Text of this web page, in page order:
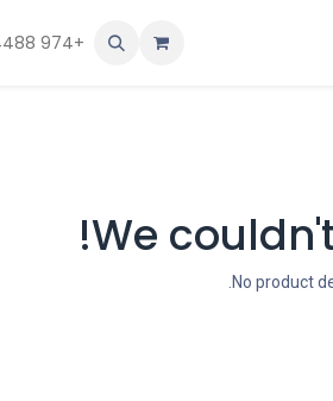
All Brands
Top Deals
+974 4488 4600
We
No product